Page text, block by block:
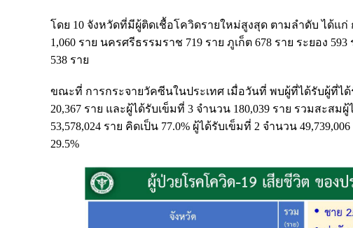
โดย 10 จังหวัดที่มีผู้ติดเชื้อโควิดรายใหม่สูงสุด ตามลำดับ ได้แก่
1,060 ราย นครศรีธรรมราช 719 ราย ภูเก็ต 678 ราย ระยอง
538 ราย
ขณะที่ การกระจายวัคซีนในประเทศ เมื่อวันที่ พบผู้ที่ได้รับผู้ที่ได้
20,367 ราย และผู้ได้รับเข็มที่ 3 จำนวน 180,039 ราย รวมสะส
53,578,024 ราย คิดเป็น 77.0% ผู้ได้รับเข็มที่ 2 จำนวน
29.5%